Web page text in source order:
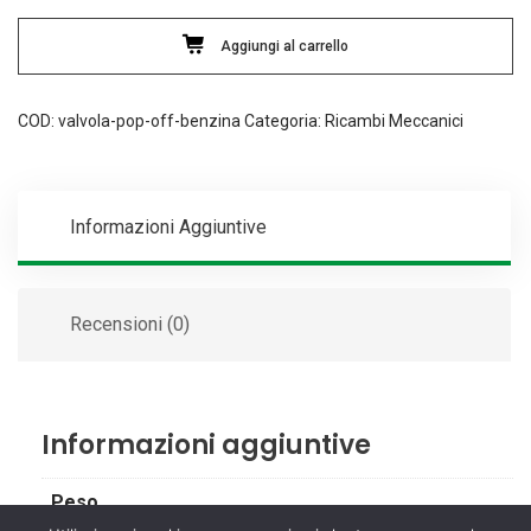
quantità
Aggiungi al carrello
COD: valvola-pop-off-benzina Categoria: Ricambi Meccanici
Informazioni Aggiuntive
Recensioni (0)
Informazioni aggiuntive
Peso